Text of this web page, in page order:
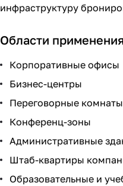
инфраструктуру
Области
Корпоративные офисы
Бизнес-центры
Переговорные комнаты
Конференц-зоны
Административные
Штаб-квартиры
Образовательные и